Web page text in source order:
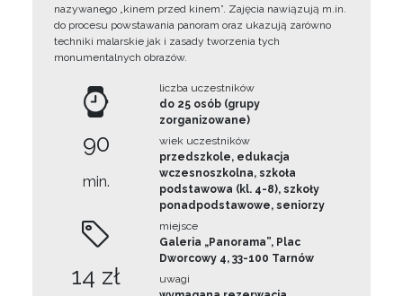
nazywanego „kinem przed kinem”. Zajęcia nawiązują m.in.
do procesu powstawania panoram oraz ukazują zarówno
techniki malarskie jak i zasady tworzenia tych
monumentalnych obrazów.
90
min.
14 zł
liczba uczestników
do 25 osób (grupy
zorganizowane)
wiek uczestników
przedszkole, edukacja
wczesnoszkolna, szkoła
podstawowa (kl. 4-8), szkoły
ponadpodstawowe, seniorzy
miejsce
Galeria „Panorama”, Plac
Dworcowy 4, 33-100 Tarnów
uwagi